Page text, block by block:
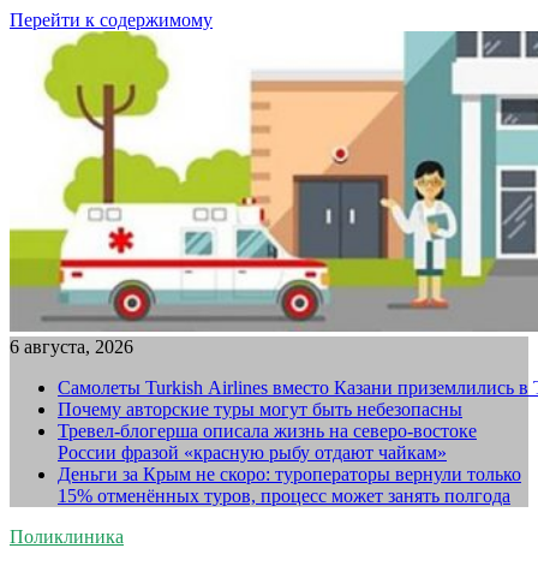
Перейти к содержимому
6 августа, 2026
Самолеты Turkish Airlines вместо Казани приземлились в
Почему авторские туры могут быть небезопасны
Тревел-блогерша описала жизнь на северо-востоке
России фразой «красную рыбу отдают чайкам»
Деньги за Крым не скоро: туроператоры вернули только
15% отменённых туров, процесс может занять полгода
Поликлиника